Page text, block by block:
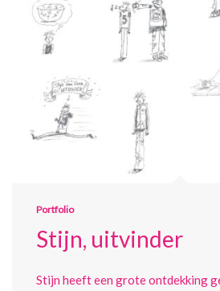
Portfolio
Stijn, uitvinder
Stijn heeft een grote ontdekking